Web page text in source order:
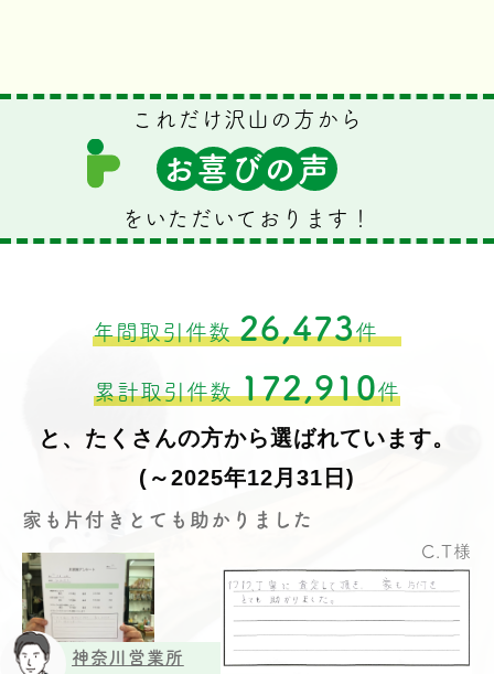
これだけ沢山の方から
お 喜 び の 声
をいただいております！
年間取引件数26,473件
累計取引件数172,910件
と、たくさんの方から選ばれています。
(～2025年12月31日)
神奈川営業所
家も片付きとても助かりました
C.T様